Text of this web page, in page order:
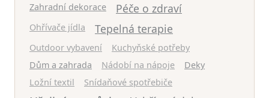
Zahradní dekorace Péče o zdraví
Ohřívače jídla Tepelná terapie
Outdoor vybavení
Kuchyňské potřeby
Dům a zahrada
Nádobí na nápoje
Deky
Ložní textil
Snídaňové spotřebiče